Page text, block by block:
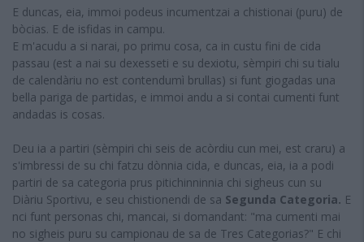
E duncas, eia, immoi podeus incumentzai a chistionai (puru) de
bòcias. E de isfidas in campu.
E m'acudu a si narai, po primu cosa, ca in custu fini de cida
passau (est a nai su dexesseti e su dexiotu, sèmpiri chi su tialu
de calendàriu no est contendumì brullas) si funt giogadas una
bella pariga de partidas, e immoi andu a si contai cumenti funt
andadas is cosas.
Deu ia a partiri (sèmpiri chi seis de acòrdiu cun mei, est craru) a
s'imbressi de su chi fatzu dònnia cida, e duncas, eia, ia a podi
partiri de sa categoria prus pitichinninnia chi sigheus cun su
Diàriu Sportivu, e seu chistionendi de sa Segunda Categoria. E
nci funt personas chi, mancai, si domandant: "ma cumenti mai
no sigheis puru su campionau de sa de Tres Categorias?" E chi